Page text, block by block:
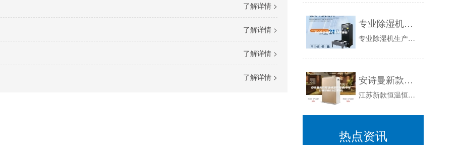
了解详情 >
了解详情 >
了解详情 >
了解详情 >
专业除湿机生产企业有哪些
专业除湿机生产企业有哪些现代工业生产需要一个好环境，但是环境不是一成不变的啊，会跟随天气变化而变化，环境一变化，那么企业生产就会出现事故，什...
安诗曼新款恒温恒湿箱报价(今年行情2023已更新)
江苏新款恒温恒湿箱报价(今年行情已更新)江苏明珠试验机械,高精度智能测控模块具有24位高精度A/D转换器和程控放大器，测温显示分辨率达到了0...
热点资讯